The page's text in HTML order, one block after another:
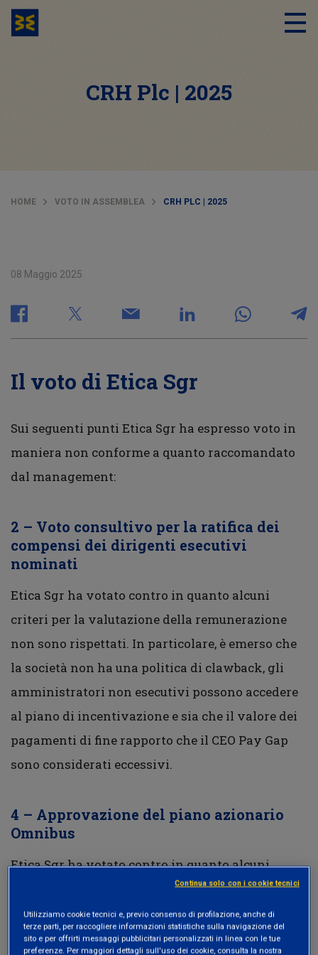
CRH Plc | 2025
HOME VOTO IN ASSEMBLEA CRH PLC | 2025
08 Maggio 2025
Il voto di Etica Sgr
Sui seguenti punti Etica Sgr ha espresso voto in
maniera non conforme a quanto raccomandato
dal management:
2 – Voto consultivo per la ratifica dei
compensi dei dirigenti esecutivi
nominati
Etica Sgr ha votato contro in quanto alcuni
criteri per la valutazione della remunerazione
non sono rispettati. In particolare, è emerso che
la società non ha una politica di clawback, gli
amministratori non esecutivi possono accedere
al piano di incentivazione e sia che il valore dei
pagamenti di fine rapporto che il CEO Pay Gap
sono considerati eccessivi.
4 – Approvazione del piano azionario
Omnibus
Etica Sgr ha votato contro in quanto alcuni
criteri per la valutazione del piano di
incentivazione non sono rispettati. In
particolare, i criteri di performance legati al
Utilizziamo cookie tecnici e, previo consenso di profilazione, anche di
terze parti, per raccogliere informazioni statistiche sulla navigazione del
sito e per offrirti messaggi pubblicitari personalizzati in linea con le tue
preferenze. Per maggiori dettagli sull'uso dei cookie, consulta la nostra
Continua solo con i cookie tecnici